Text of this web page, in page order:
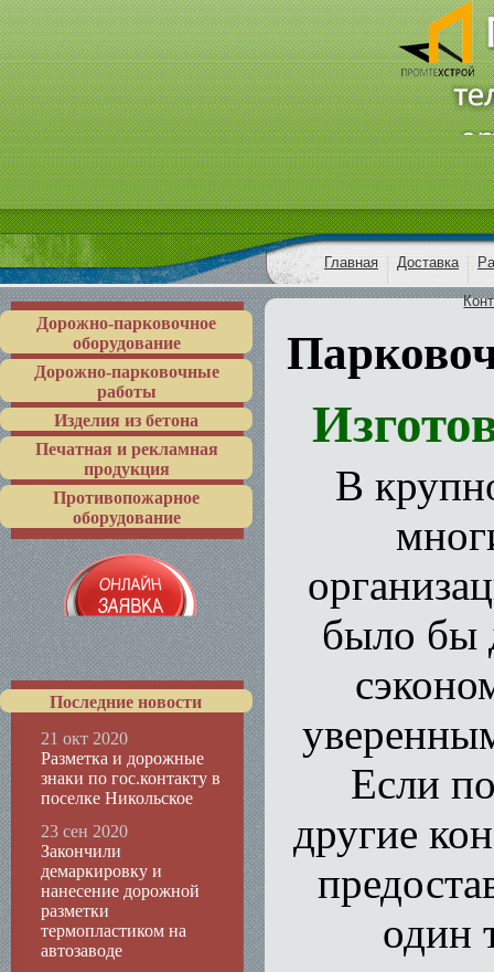
Главная Доставка
Дорожно-парковочное
оборудование
Дорожно-парковочные
работы
Изделия из бетона
Печатная и рекламная
продукция
Противопожарное
оборудование
Последние новости
21 окт 2020
Разметка и дорожные
знаки по гос.контакту в
поселке Никольское
23 сен 2020
Закончили
демаркировку и
нанесение дорожной
разметки
термопластиком на
автозаводе
В
было бы
Если
другие
один